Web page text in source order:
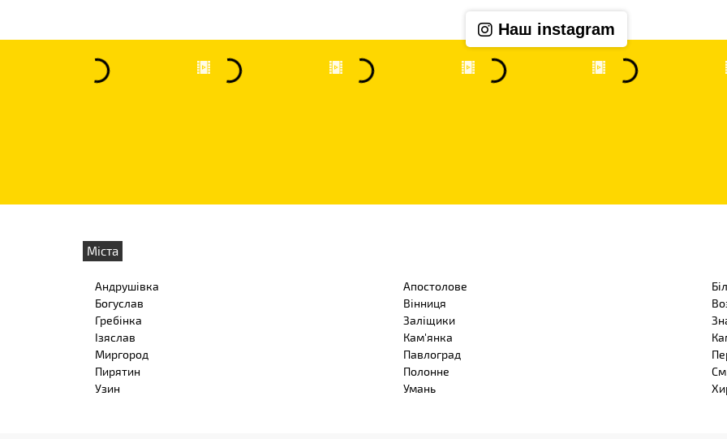
Наш instagram
Міста
Андрушівка Апостолове
Богуслав
Вінниця
Гребінка
Заліщики
Ізяслав
Кам'янка
Миргород
Павлоград
Пирятин
Полонне
Узин
Умань